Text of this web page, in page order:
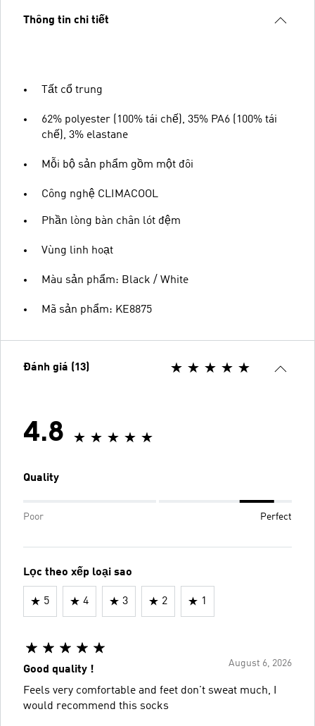
Thông tin chi tiết
Tất cổ trung
62% polyester (100% tái chế), 35% PA6 (100% tái
chế), 3% elastane
Mỗi bộ sản phẩm gồm một đôi
Công nghệ CLIMACOOL
Phần lòng bàn chân lót đệm
Vùng linh hoạt
Màu sản phẩm: Black / White
Mã sản phẩm: KE8875
Đánh giá (13)
4.8
Quality
Poor Perfect
Lọc theo xếp loại sao
5 4 3 2 1
August 6, 2026
Good quality !
Feels very comfortable and feet don't sweat much, I
would recommend this socks